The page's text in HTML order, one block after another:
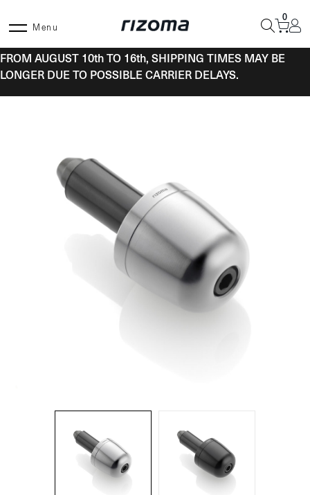
Menu
0
FROM AUGUST 10th TO 16th, SHIPPING TIMES MAY BE
LONGER DUE TO POSSIBLE CARRIER DELAYS.